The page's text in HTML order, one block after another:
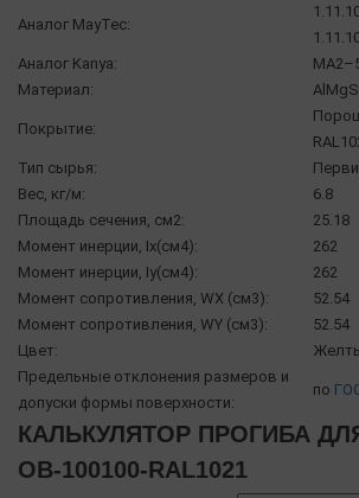
Аналог MayTec:
Аналог Kanya:
Материал:
Покрытие:
Тип сырья:
Вес, кг/м:
6.8
Площадь сечения, см2:
25.18
Момент инерции, Ix(см4):
262
Момент инерции, Iy(см4):
262
Момент сопротивления, WX (см3):
52.54
Момент сопротивления, WY (см3):
52.54
Цвет:
Предельные отклонения размеров и
допуски формы поверхности:
по
КАЛЬКУЛЯТОР ПРОГИБА
OB-100100-RAL1021